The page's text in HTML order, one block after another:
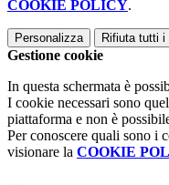
COOKIE POLICY.
Personalizza Rifiuta tutti i
Gestione cookie
In questa schermata è
I cookie necessari sono
piattaforma e non è
Per conoscere quali sono i
visionare la COOKIE